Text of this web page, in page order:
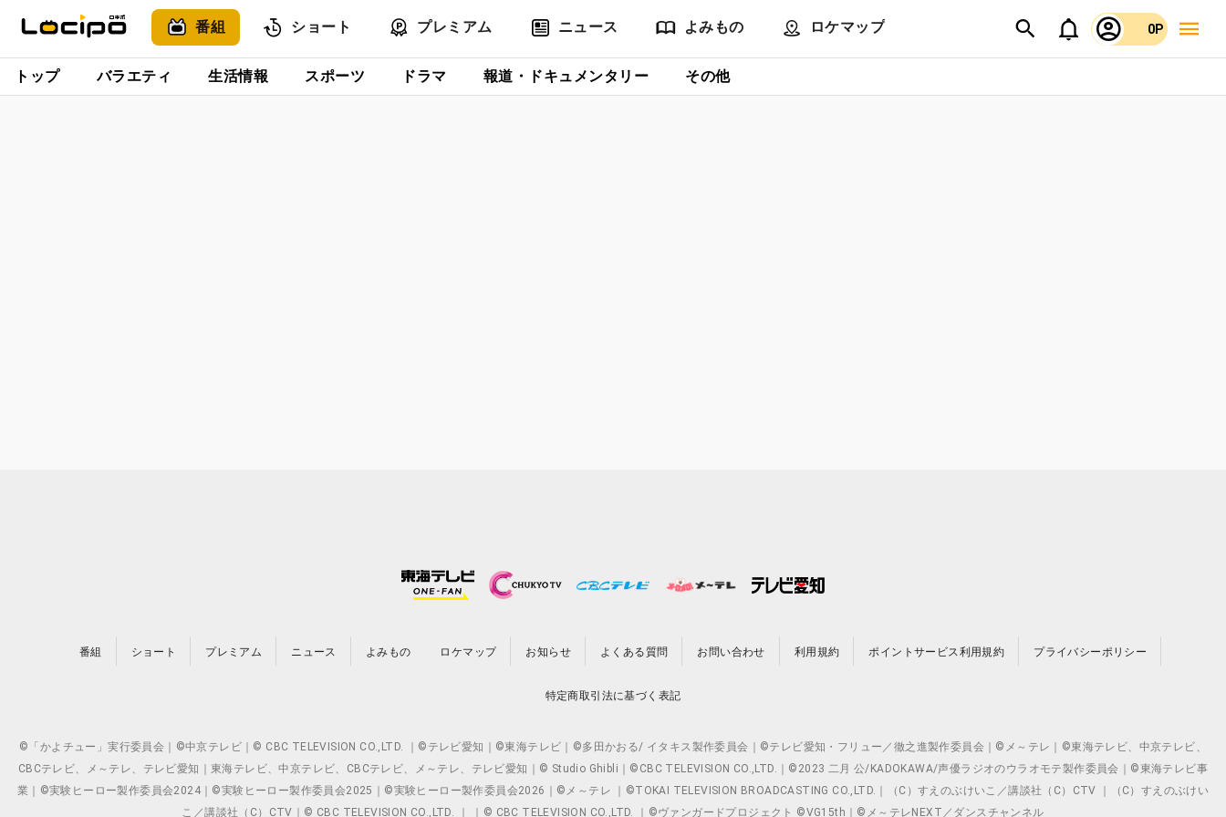
番組 ショート プレミアム ニュース よみもの ロケマップ 0P
トップ バラエティ 生活情報 スポーツ ドラマ 報道・ドキュメンタリー その他
番組 ショート プレミアム ニュース よみもの ロケマップ お知らせ よくある質問 お問い合わせ 利用規約 ポイントサービス利用規約 プライバシーポリシー
特定商取引法に基づく表記
©「かよチュー」実行委員会｜©中京テレビ｜© CBC TELEVISION CO.,LTD. ｜©テレビ愛知｜©東海テレビ｜©多田かおる/ イタキス製作委員会｜©テレビ愛知・フリュー／徹之進製作委員会｜©メ～テレ｜©東海テレビ、中京テレビ、
CBCテレビ、メ～テレ、テレビ愛知｜東海テレビ、中京テレビ、CBCテレビ、メ～テレ、テレビ愛知｜© Studio Ghibli｜©CBC TELEVISION CO.,LTD.｜©2023 二月 公/KADOKAWA/声優ラジオのウラオモテ製作委員会｜©東海テレビ事
業｜©実験ヒーロー製作委員会2024｜©実験ヒーロー製作委員会2025｜©実験ヒーロー製作委員会2026｜©メ～テレ ｜©TOKAI TELEVISION BROADCASTING CO.,LTD.｜（C）すえのぶけいこ／講談社（C）CTV ｜（C）すえのぶけい
こ／講談社（C）CTV｜© CBC TELEVISION CO.,LTD. ｜ ｜© CBC TELEVISION CO.,LTD. ｜©ヴァンガードプロジェクト ©VG15th｜©メ～テレNEXT／ダンスチャンネル